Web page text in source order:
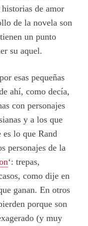
de amor
de la novela son
un punto
su aquel.
esas pequeñas
ahí, como decía,
con personajes
y a los que
es lo que Rand
personajes de la
‘: trepas,
como dije en
ganan. En otros
porque son
(y muy